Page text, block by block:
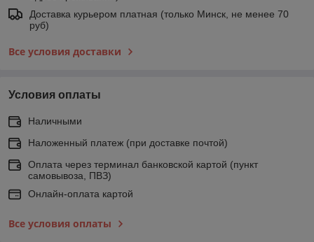
Доставка курьером платная (только Минск, не менее 70
руб)
Все условия доставки
Условия оплаты
Наличными
Наложенный платеж (при доставке почтой)
Оплата через терминал банковской картой (пункт
самовывоза, ПВЗ)
Онлайн-оплата картой
Все условия оплаты